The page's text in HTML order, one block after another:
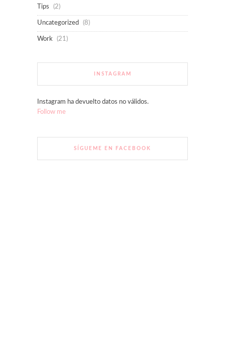
Tips (2)
Uncategorized (8)
Work (21)
INSTAGRAM
Instagram ha devuelto datos no válidos.
Follow me
SÍGUEME EN FACEBOOK